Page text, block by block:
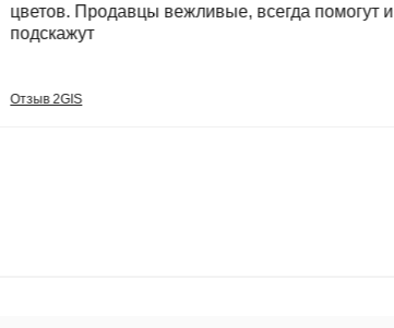
цветов. Продавцы вежливые, всегда помогут и
подскажут
Отзыв 2GIS